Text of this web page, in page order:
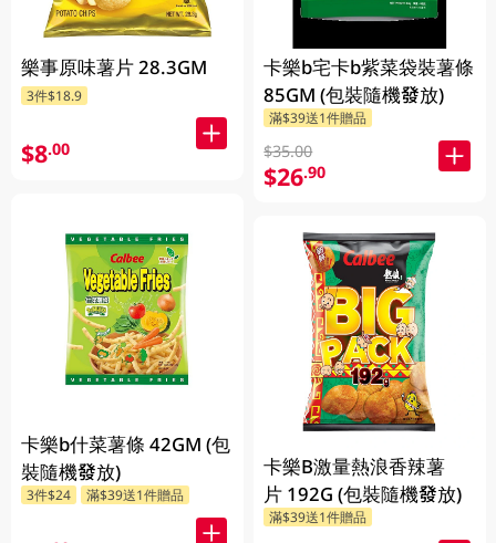
樂事原味薯片 28.3GM
3件$18.9
$8.00
卡樂b什菜薯條 42GM (包
裝隨機發放)
3件$24 滿$39送1件贈品
卡樂b宅卡b紫菜袋裝薯條
85GM (包裝隨機發放)
滿$39送1件贈品
$35.00
$26.90
卡樂B激量熱浪香辣薯
片 192G (包裝隨機發放)
滿$39送1件贈品